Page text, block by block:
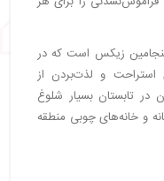
بنجامین زیکس است که در
استراحت و لذت‌بردن از
در تابستان بسیار شلوغ
و خانه‌های چوبی منطقه